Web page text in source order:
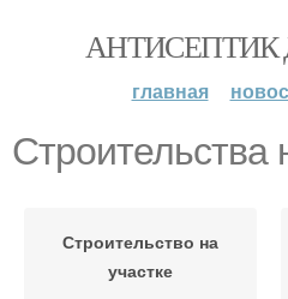
АНТИСЕПТИК
главная
Строительства
Строительство на
участке